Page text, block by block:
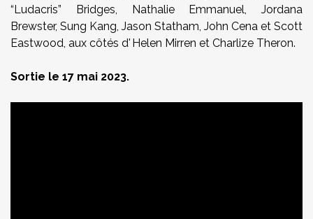
“Ludacris” Bridges, Nathalie Emmanuel, Jordana
Brewster, Sung Kang, Jason Statham, John Cena et Scott
Eastwood, aux côtés d' Helen Mirren et Charlize Theron.
Sortie le 17 mai 2023.